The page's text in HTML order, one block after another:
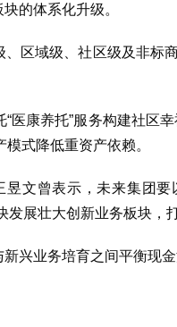
的体系化升级。
区域级、社区级及非标
医康养托”服务构建社区
式降低重资产依赖。
文曾表示，未来集团要
展壮大创新业务板块，
兴业务培育之间平衡现金